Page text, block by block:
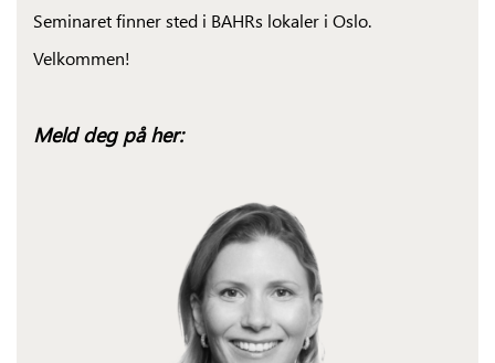
Seminaret finner sted i BAHRs lokaler i Oslo.
Velkommen!
Meld deg på her: